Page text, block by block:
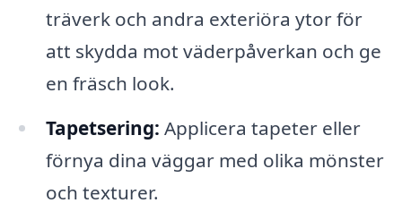
träverk och andra exteriöra ytor för
att skydda mot väderpåverkan och ge
en fräsch look.
Tapetsering: Applicera tapeter eller
förnya dina väggar med olika mönster
och texturer.